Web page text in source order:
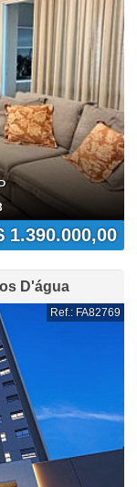
1.390.000,00
D'água
Ref.: FA82769